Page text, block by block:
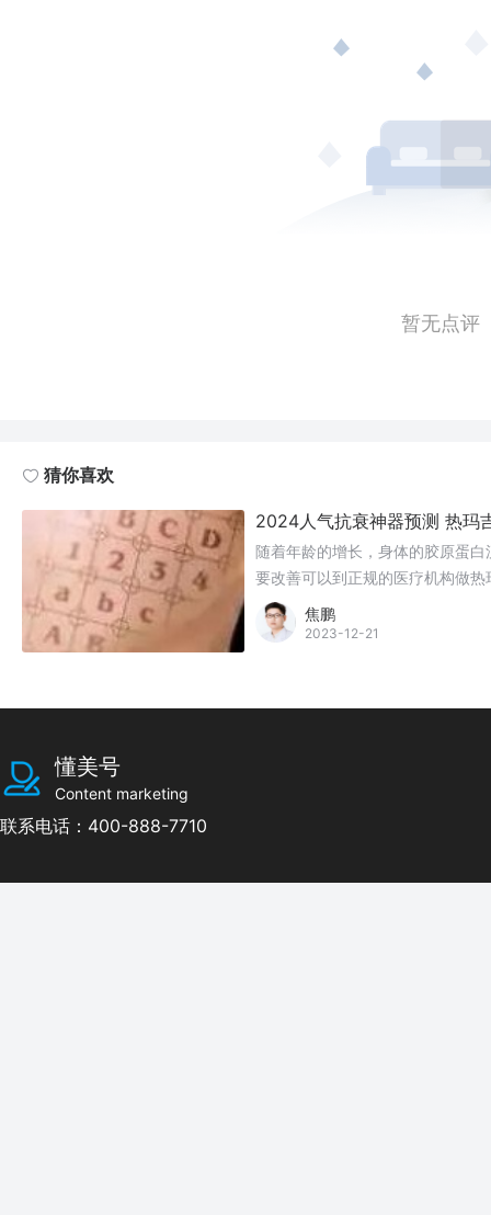
暂无点评
猜你喜欢
2024人气抗衰神器预测 热玛
随着年龄的增长，身体的胶原蛋
要改善可以到正规的医疗机构做热
焦鹏
2023-12-21
懂美号
Content marketing
联系电话：400-888-7710